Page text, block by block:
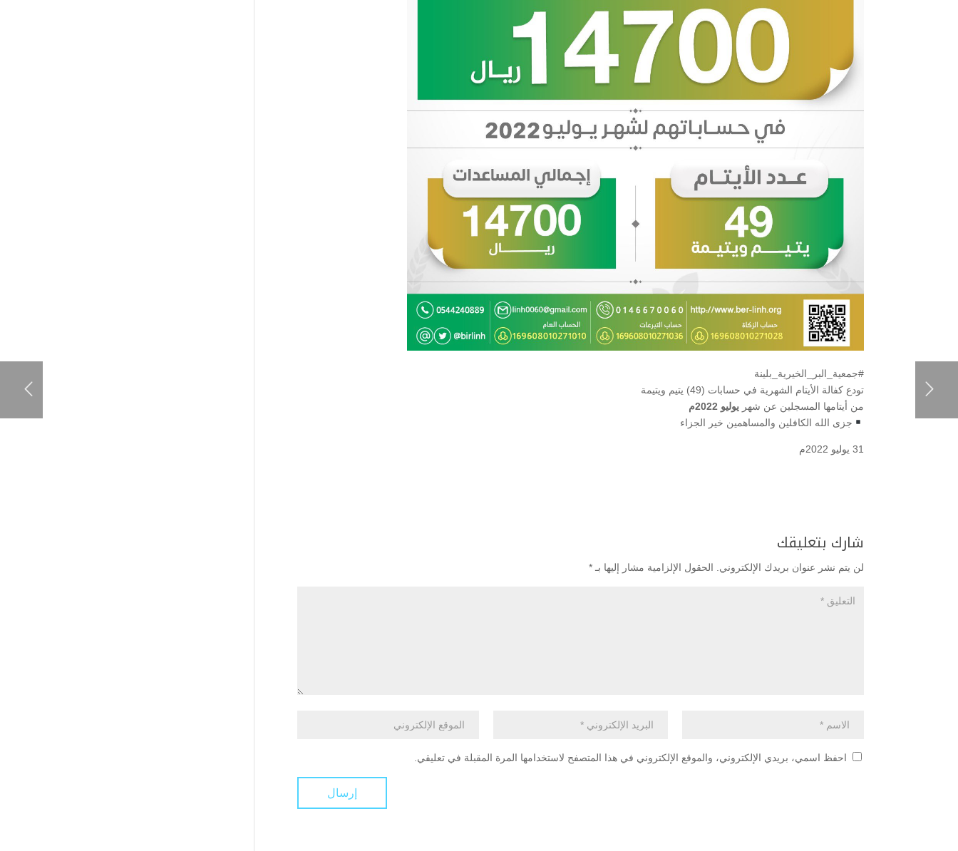
#جمعية_البر_الخيرية_بلينة
تودع كفالة الأيتام الشهرية في حسابات (49) يتيم ويتيمة
من أيتامها المسجلين عن شهر يوليو 2022م
جزى الله الكافلين والمساهمين خير الجزاء
31 يوليو 2022م
شارك بتعليقك
لن يتم نشر عنوان بريدك الإلكتروني. الحقول الإلزامية مشار إليها بـ *
احفظ اسمي، بريدي الإلكتروني، والموقع الإلكتروني في هذا المتصفح لاستخدامها المرة المقبلة في تعليقي.